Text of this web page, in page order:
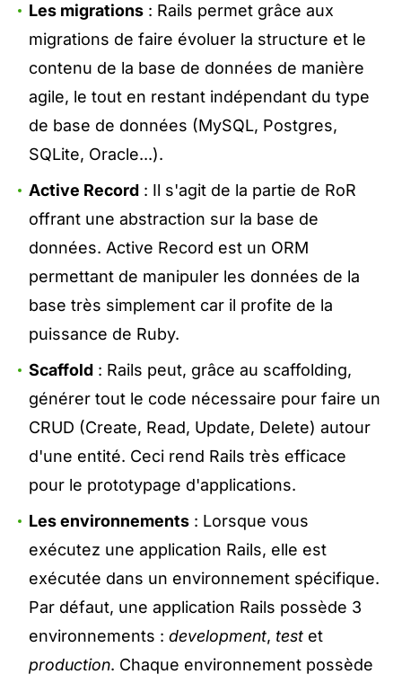
Les migrations : Rails permet grâce aux
migrations de faire évoluer la structure et le
contenu de la base de données de manière
agile, le tout en restant indépendant du type
de base de données (MySQL, Postgres,
SQLite, Oracle...).
Active Record : Il s'agit de la partie de RoR
offrant une abstraction sur la base de
données. Active Record est un ORM
permettant de manipuler les données de la
base très simplement car il profite de la
puissance de Ruby.
Scaffold : Rails peut, grâce au scaffolding,
générer tout le code nécessaire pour faire un
CRUD (Create, Read, Update, Delete) autour
d'une entité. Ceci rend Rails très efficace
pour le prototypage d'applications.
Les environnements : Lorsque vous
exécutez une application Rails, elle est
exécutée dans un environnement spécifique.
Par défaut, une application Rails possède 3
environnements : development, test et
production. Chaque environnement possède